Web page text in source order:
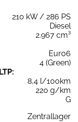
210 kW / 286 PS
Diesel
2.967 cm³
Euro6
4 (Green)
8,4 l/100km
220 g/km
G
Zentrallager